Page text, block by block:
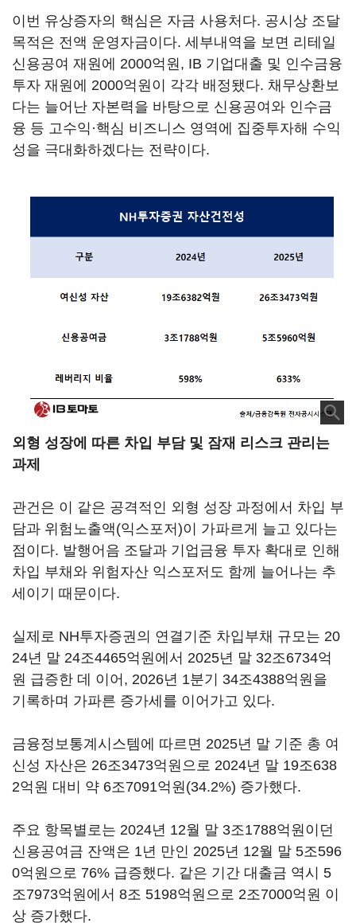
이번 유상증자의 핵심은 자금 사용처다. 공시상 조달
목적은 전액 운영자금이다. 세부내역을 보면 리테일
신용공여 재원에 2000억원, IB 기업대출 및 인수금융
투자 재원에 2000억원이 각각 배정됐다. 채무상환보
다는 늘어난 자본력을 바탕으로 신용공여와 인수금
융 등 고수익·핵심 비즈니스 영역에 집중투자해 수익
성을 극대화하겠다는 전략이다.
외형 성장에 따른 차입 부담 및 잠재 리스크 관리는
과제
관건은 이 같은 공격적인 외형 성장 과정에서 차입 부
담과 위험노출액(익스포저)이 가파르게 늘고 있다는
점이다. 발행어음 조달과 기업금융 투자 확대로 인해
차입 부채와 위험자산 익스포저도 함께 늘어나는 추
세이기 때문이다.
실제로 NH투자증권의 연결기준 차입부채 규모는 20
24년 말 24조4465억원에서 2025년 말 32조6734억
원 급증한 데 이어, 2026년 1분기 34조4388억원을
기록하며 가파른 증가세를 이어가고 있다.
금융정보통계시스템에 따르면 2025년 말 기준 총 여
신성 자산은 26조3473억원으로 2024년 말 19조638
2억원 대비 약 6조7091억원(34.2%) 증가했다.
주요 항목별로는 2024년 12월 말 3조1788억원이던
신용공여금 잔액은 1년 만인 2025년 12월 말 5조596
0억원으로 76% 급증했다. 같은 기간 대출금 역시 5
조7973억원에서 8조 5198억원으로 2조7000억원 이
상 증가했다.